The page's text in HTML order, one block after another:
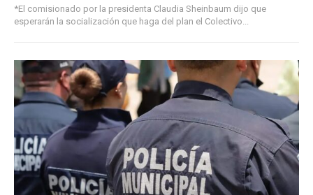
*El comisionado por la presidenta Claudia Sheinbaum dijo que
esperarán la socialización que haga del plan el Colectivo...